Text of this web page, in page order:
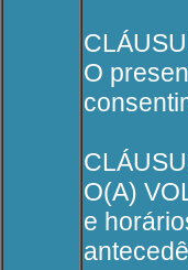
O
O(A)
e